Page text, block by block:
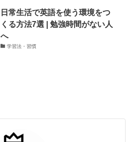
日常生活で英語を使う環境をつ
くる方法7選 | 勉強時間がない人
へ
学習法・習慣